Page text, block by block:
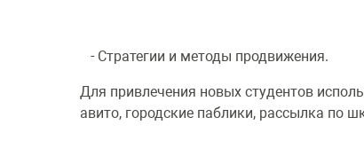
- Стратегии и методы продвижения.
Для привлечения новых студентов
авито, городские паблики, рассылка по